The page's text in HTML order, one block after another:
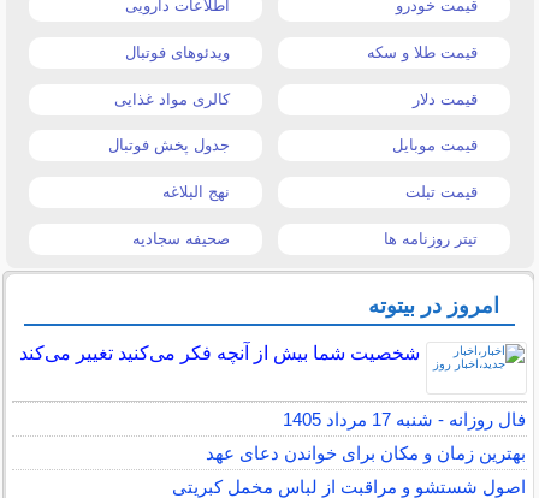
قیمت خودرو اطلاعات دارویی
قیمت طلا و سکه ویدئوهای فوتبال
قیمت دلار کالری مواد غذایی
قیمت موبایل جدول پخش فوتبال
قیمت تبلت نهج البلاغه
تیتر روزنامه ها صحیفه سجادیه
امروز در بیتوته
شخصیت شما بیش از آنچه فکر می‌کنید تغییر می‌کند
فال روزانه - شنبه 17 مرداد 1405
بهترین زمان و مکان برای خواندن دعای عهد
اصول شستشو و مراقبت از لباس مخمل کبریتی